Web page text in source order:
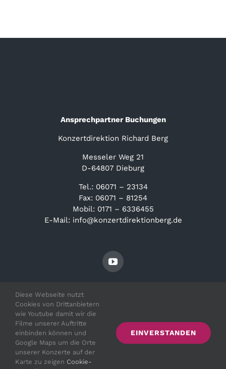
Ansprechpartner Buchungen
Konzertdirektion Richard Berg
Messeler Weg 21
D-64807 Dieburg
Tel.: 06071 – 23134
Fax: 06071 – 81254
Mobil: 0171 – 6336455
E-Mail: info@konzertdirektionberg.de
© Copyright 2021 - 2026 | Irith Gabriely |
Diese Webseite nutzt
Cookies von Drittanbietern
wie Youtube damit wir die
Filme unserer Auftritte
einbinden können und
Google Maps um die Orte
unserer Konzerte auf der
Karte zu zeigen Cookie-
EINVERSTANDEN